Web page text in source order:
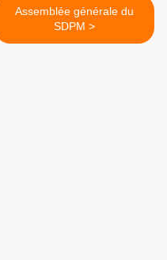
Assemblée générale du
SDPM >